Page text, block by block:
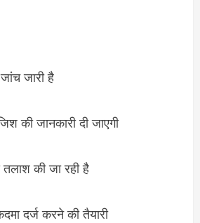
जारी है
की जानकारी दी जाएगी
तलाश की जा रही है
दर्ज करने की तैयारी